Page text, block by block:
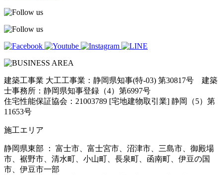
建築工事業 大工工事業：静岡県知事(特-03) 第30817号 建築
士事務所：静岡県知事登録（4）第6997号
住宅性能保証協会：21003789 [宅地建物取引業] 静岡（5）第
11653号
施工エリア
静岡県東部 ： 富士市、富士宮市、沼津市、三島市、御殿場
市、裾野市、清水町、小山町、長泉町、函南町、伊豆の国
市、伊豆市一部